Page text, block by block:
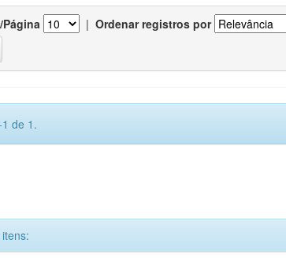
| Ordenar registros por
de 1.